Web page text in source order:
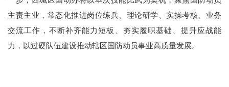
主责主业，常态化推进岗位练兵、理论研学、实操考核、业务
交流工作，不断补齐能力短板、夯实履职基础、提升应战能
力，以过硬队伍建设推动辖区国防动员事业高质量发展。